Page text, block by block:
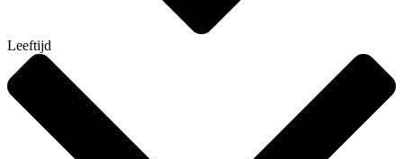
Leeftijd